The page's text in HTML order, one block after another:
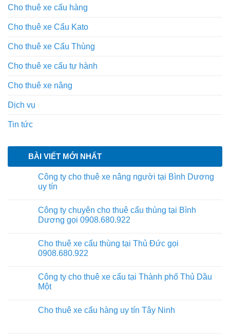
Cho thuê xe cẩu hàng
Cho thuê xe Cẩu Kato
Cho thuê xe Cẩu Thùng
Cho thuê xe cẩu tự hành
Cho thuê xe nâng
Dịch vụ
Tin tức
BÀI VIẾT MỚI NHẤT
Công ty cho thuê xe nâng người tại Bình Dương
uy tín
Công ty chuyên cho thuê cẩu thùng tại Bình
Dương gọi 0908.680.922
Cho thuê xe cẩu thùng tại Thủ Đức gọi
0908.680.922
Công ty cho thuê xe cẩu tại Thành phố Thủ Dầu
Một
Cho thuê xe cẩu hàng uy tín Tây Ninh